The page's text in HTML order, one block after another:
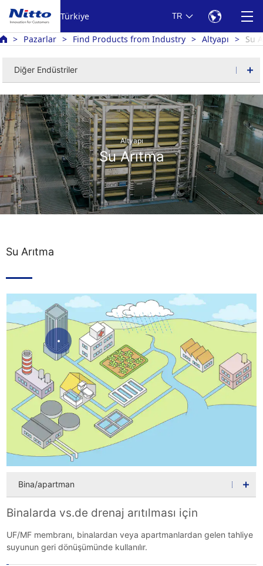
Türkiye TR
Pazarlar Find Products from Industry Altyapı Su
Diğer Endüstriler
Altyapı
Su Arıtma
Su Arıtma
Bina/apartman
Binalarda vs.de drenaj arıtılması için
UF/MF membranı, binalardan veya apartmanlardan gelen tahliye
suyunun geri dönüşümünde kullanılır.